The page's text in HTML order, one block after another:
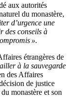
aux autorités
du monastère,
d’urgence une
des conseils à
».
étrangères de
à la sauvegarde
des Affaires
de justice
monastère et son